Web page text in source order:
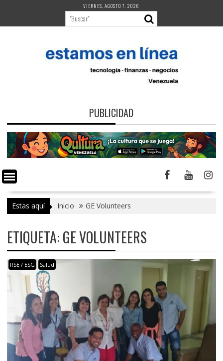
contenido
VIERNES, AGOSTO 7, 2026
PUBLICIDAD
Estas aquí Inicio GE Volunteers
ETIQUETA:GE VOLUNTEERS
RSE / ESG Salud